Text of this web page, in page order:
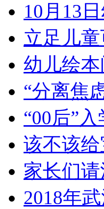
10月13
立足儿
幼儿绘
“分离焦
“00后”
该不该
家长们
2018年